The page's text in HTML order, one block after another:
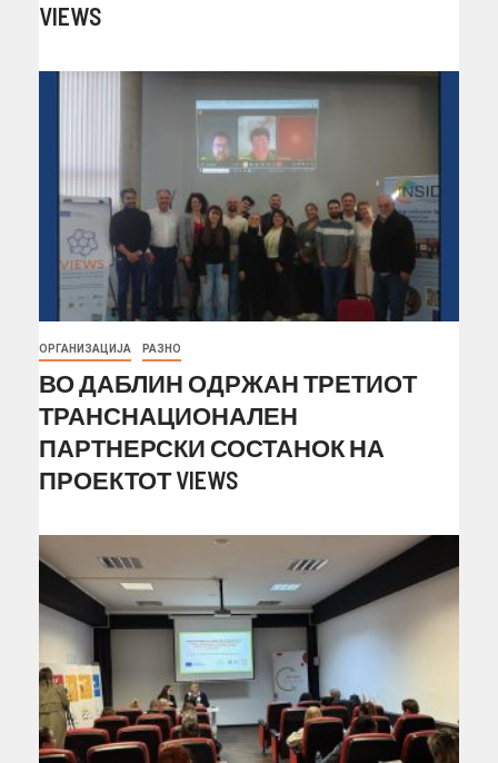
VIEWS
ОРГАНИЗАЦИЈА РАЗНО
ВО ДАБЛИН ОДРЖАН ТРЕТИОТ
ТРАНСНАЦИОНАЛЕН
ПАРТНЕРСКИ СОСТАНОК НА
ПРОЕКТОТ VIEWS